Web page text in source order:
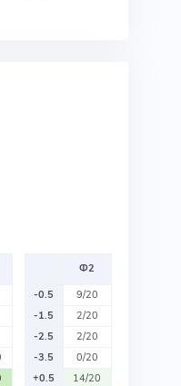
Ф2
-0.5
9/20
-1.5
2/20
-2.5
2/20
-3.5
0/20
+0.5
14/20